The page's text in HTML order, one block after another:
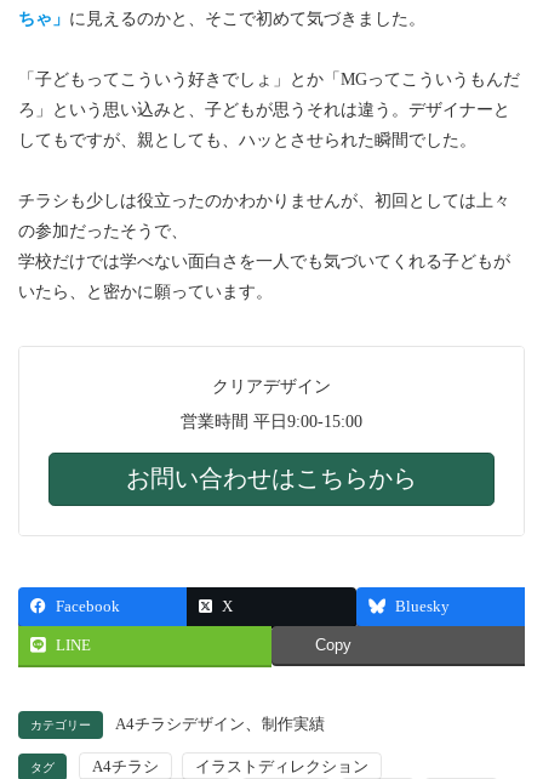
ちゃ」 に見えるのかと、そこで初めて気づきました。
「子どもってこういう好きでしょ」とか「MGってこういうもんだ
ろ」という思い込みと、子どもが思うそれは違う。デザイナーと
してもですが、親としても、ハッとさせられた瞬間でした。
チラシも少しは役立ったのかわかりませんが、初回としては上々
の参加だったそうで、
学校だけでは学べない面白さを一人でも気づいてくれる子どもが
いたら、と密かに願っています。
クリアデザイン
営業時間 平日9:00-15:00
お問い合わせはこちらから
Facebook X Bluesky
LINE Copy
カテゴリー A4チラシデザイン 制作実績
タグ A4チラシ
イラストディレクション